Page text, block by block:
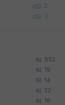
2
3
652
19
14
22
16